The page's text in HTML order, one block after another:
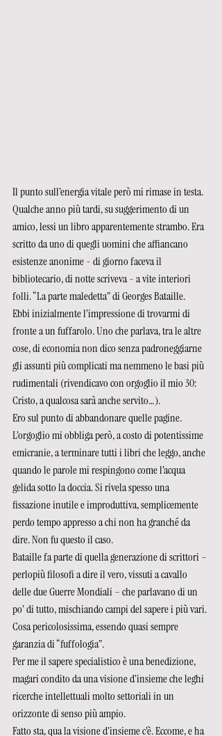
Il punto sull’energia vitale però mi rimase in testa.
Qualche anno più tardi, su suggerimento di un
amico, lessi un libro apparentemente strambo. Era
scritto da uno di quegli uomini che affiancano
esistenze anonime - di giorno faceva il
bibliotecario, di notte scriveva - a vite interiori
folli. “La parte maledetta” di Georges Bataille.
Ebbi inizialmente l’impressione di trovarmi di
fronte a un fuffarolo. Uno che parlava, tra le altre
cose, di economia non dico senza padroneggiarne
gli assunti più complicati ma nemmeno le basi più
rudimentali (rivendicavo con orgoglio il mio 30:
Cristo, a qualcosa sarà anche servito…).
Ero sul punto di abbandonare quelle pagine.
L’orgoglio mi obbliga però, a costo di potentissime
emicranie, a terminare tutti i libri che leggo, anche
quando le parole mi respingono come l’acqua
gelida sotto la doccia. Si rivela spesso una
fissazione inutile e improduttiva, semplicemente
perdo tempo appresso a chi non ha granché da
dire. Non fu questo il caso.
Bataille fa parte di quella generazione di scrittori –
perlopiù filosofi a dire il vero, vissuti a cavallo
delle due Guerre Mondiali – che parlavano di un
po’ di tutto, mischiando campi del sapere i più vari.
Cosa pericolosissima, essendo quasi sempre
garanzia di “fuffologia”.
Per me il sapere specialistico è una benedizione,
magari condito da una visione d’insieme che leghi
ricerche intellettuali molto settoriali in un
orizzonte di senso più ampio.
Fatto sta, qua la visione d’insieme c’è. Eccome, e ha